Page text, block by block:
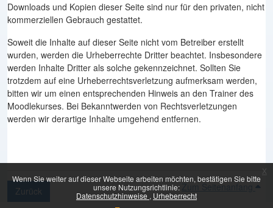
Wenn Sie weiter auf dieser Webseite arbeiten möchten, bestätigen Sie bitte
unsere Nutzungsrichtlinie:
Datenschutzhinweise
Urheberrecht
x
Downloads und Kopien dieser Seite sind nur für den privaten, nicht
kommerziellen Gebrauch gestattet.
Soweit die Inhalte auf dieser Seite nicht vom Betreiber erstellt
wurden, werden die Urheberrechte Dritter beachtet. Insbesondere
werden Inhalte Dritter als solche gekennzeichnet. Sollten Sie
trotzdem auf eine Urheberrechtsverletzung aufmerksam werden,
bitten wir um einen entsprechenden Hinweis an den Trainer des
Moodlekurses. Bei Bekanntwerden von Rechtsverletzungen
werden wir derartige Inhalte umgehend entfernen.
Zurück Zum Seitenanfang